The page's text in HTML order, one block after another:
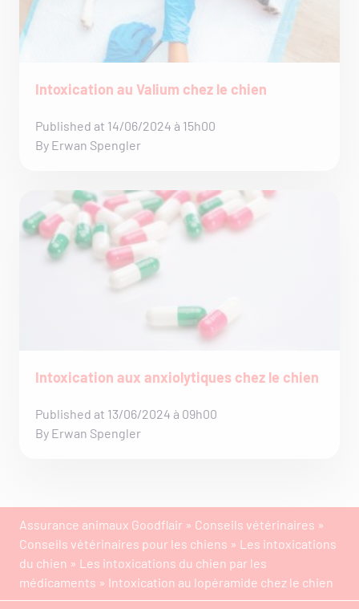
Intoxication au Valium chez le chien
Published at 14/06/2024 à 15h00
By Erwan Spengler
Intoxication aux anxiolytiques chez le chien
Published at 13/06/2024 à 09h00
By Erwan Spengler
Assurance animaux Goodflair » Conseils vétérinaires »
Conseils vétérinaires pour les chiens » Les intoxications
du chien » Les intoxications du chien par les
médicaments » Intoxication au lopéramide chez le chien